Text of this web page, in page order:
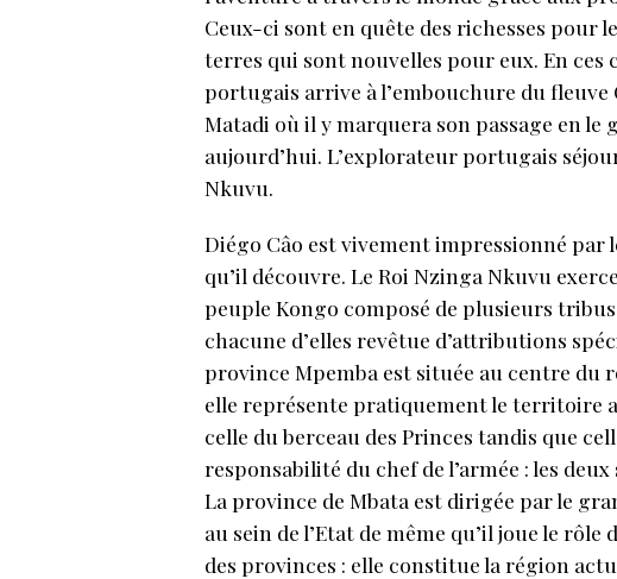
Ceux-ci sont en quête des richesses pour
terres qui sont nouvelles pour eux. En
portugais arrive à l’embouchure du
Matadi où il y marquera son passage en
aujourd’hui. L’explorateur portugais
Nkuvu.
Diégo Câo est vivement impressionné
qu’il découvre. Le Roi Nzinga Nkuvu
peuple Kongo composé de plusieurs
chacune d’elles revêtue d’attributions
province Mpemba est située au centre du
elle représente pratiquement le territoire
celle du berceau des Princes tandis que
responsabilité du chef de l’armée : les
La province de Mbata est dirigée par le
au sein de l’Etat de même qu’il joue le
des provinces : elle constitue la région